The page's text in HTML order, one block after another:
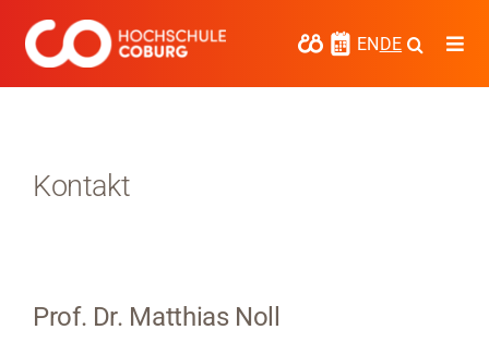
Inhalt
springen
ENDE
Regionalentwicklung
Kontakt
Prof. Dr. Matthias Noll